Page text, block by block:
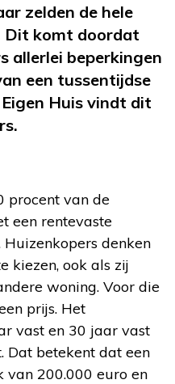
zelden de hele
Dit komt doordat
allerlei beperkingen
een tussentijdse
Huis vindt dit
procent van de
een rentevaste
denken
kiezen, ook als zij
woning. Voor die
prijs. Het
vast en 30 jaar vast
Dat betekent dat een
van 200.000 euro en